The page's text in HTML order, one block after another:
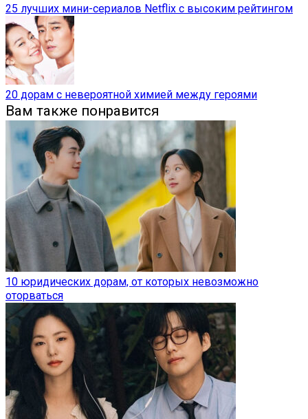
25 лучших мини-сериалов Netflix с высоким рейтингом
20 дорам с невероятной химией между героями
Вам также понравится
10 юридических дорам, от которых невозможно
оторваться